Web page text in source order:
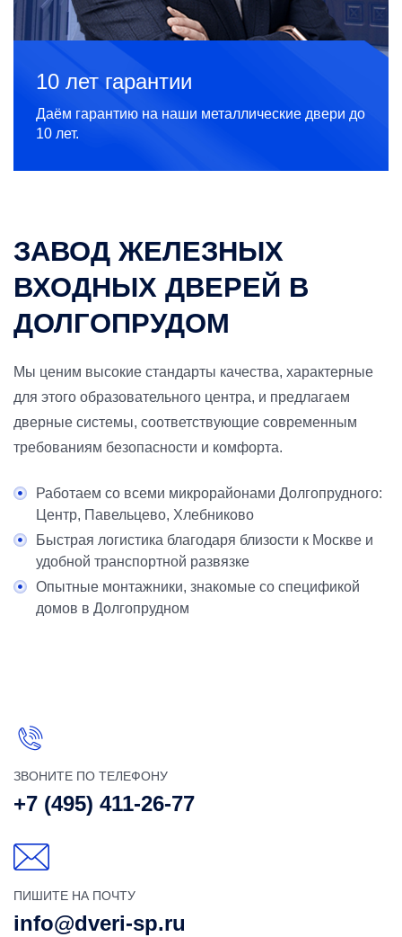
10 лет гарантии
Даём гарантию на наши металлические двери до
10 лет.
ЗАВОД ЖЕЛЕЗНЫХ
ВХОДНЫХ ДВЕРЕЙ В
ДОЛГОПРУДОМ
Мы ценим высокие стандарты качества, характерные
для этого образовательного центра, и предлагаем
дверные системы, соответствующие современным
требованиям безопасности и комфорта.
Работаем со всеми микрорайонами Долгопрудного:
Центр, Павельцево, Хлебниково
Быстрая логистика благодаря близости к Москве и
удобной транспортной развязке
Опытные монтажники, знакомые со спецификой
домов в Долгопрудном
ЗВОНИТЕ ПО ТЕЛЕФОНУ
+7 (495) 411-26-77
ПИШИТЕ НА ПОЧТУ
info@dveri-sp.ru